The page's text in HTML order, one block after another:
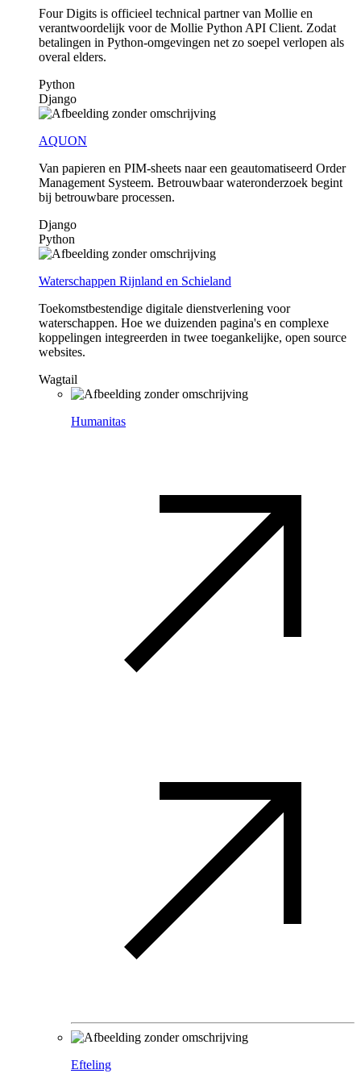
Four Digits is officieel technical partner van Mollie en
verantwoordelijk voor de Mollie Python API Client. Zodat
betalingen in Python-omgevingen net zo soepel verlopen als
overal elders.
Python
Django
AQUON
Van papieren en PIM-sheets naar een geautomatiseerd Order
Management Systeem. Betrouwbaar wateronderzoek begint
bij betrouwbare processen.
Django
Python
Waterschappen Rijnland en Schieland
Toekomstbestendige digitale dienstverlening voor
waterschappen. Hoe we duizenden pagina's en complexe
koppelingen integreerden in twee toegankelijke, open source
websites.
Wagtail
Humanitas
Efteling